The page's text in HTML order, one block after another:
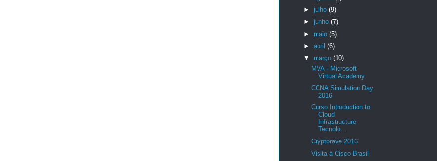
► julho (9)
► junho (7)
► maio (5)
► abril (6)
▼ março (10)
MVA - Microsoft
Virtual Academy
CCNA Simulation Day
2016
Curso Introduction to
Cloud
Infrastructure
Tecnolo...
Cryptorave 2016
Visita à Cisco Brasil